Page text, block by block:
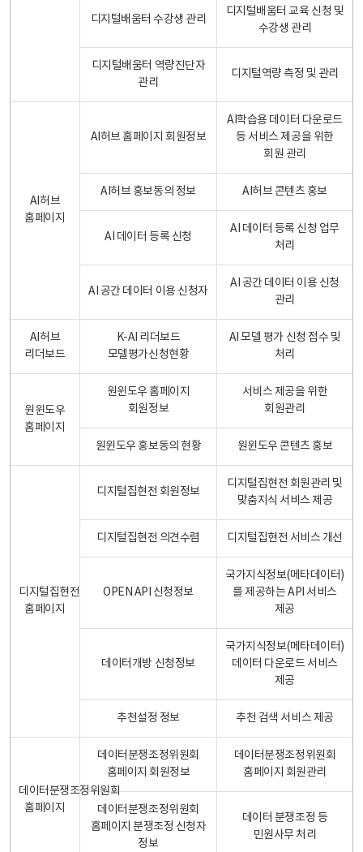
디지털배움터 수강생 관리
디지털배움터 교육 신청 및
수강생 관리
디지털배움터 역량진단자
관리
디지털역량 측정 및 관리
AI허브
홈페이지
AI허브 홈페이지 회원정보
AI학습용 데이터 다운로드
등 서비스 제공을 위한
회원 관리
AI허브 홍보동의 정보 AI허브 콘텐츠 홍보
AI 데이터 등록 신청
AI 데이터 등록 신청 업무
처리
AI 공간 데이터 이용 신청자
AI 공간 데이터 이용 신청
관리
AI허브
리더보드
K-AI 리더보드
모델평가신청현황
AI 모델 평가 신청 접수 및
처리
원윈도우
홈페이지
원윈도우 홈페이지
회원정보
서비스 제공을 위한
회원관리
원윈도우 홍보동의 현황 원윈도우 콘텐츠 홍보
디지털집현전
홈페이지
디지털집현전 회원정보
디지털집현전 회원관리 및
맞춤지식 서비스 제공
디지털집현전 의견수렴 디지털집현전 서비스 개선
OPEN API 신청정보
국가지식정보(메타데이터)
를 제공하는 API 서비스
제공
데이터개방 신청정보
국가지식정보(메타데이터)
데이터 다운로드 서비스
제공
추천설정 정보 추천 검색 서비스 제공
데이터분쟁조정위원회
홈페이지
데이터분쟁조정위원회
홈페이지 회원정보
데이터분쟁조정위원회
홈페이지 회원관리
데이터분쟁조정위원회
홈페이지 분쟁조정 신청자
정보
데이터 분쟁조정 등
민원사무 처리